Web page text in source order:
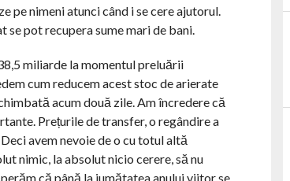
pe nimeni atunci când i se cere ajutorul.
se pot recupera sume mari de bani.
miliarde la momentul preluării
cum reducem acest stoc de arierate
acum două zile. Am încredere că
Prețurile de transfer, o regândire a
avem nevoie de o cu totul altă
nimic, la absolut nicio cerere, să nu
că până la jumătatea anului viitor se